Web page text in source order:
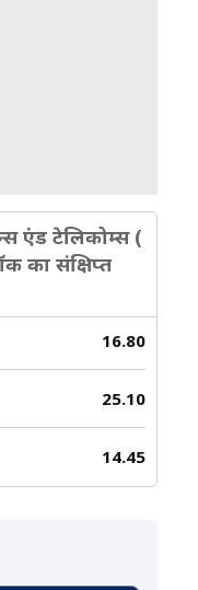
एंड टेलिकोम्स (
का संक्षिप्त
16.80
25.10
14.45